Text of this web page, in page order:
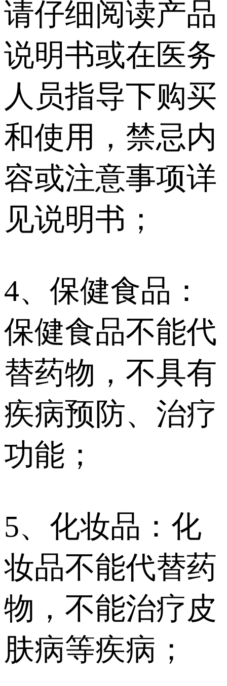
请仔细阅读产品
说明书或在医务
人员指导下购买
和使用，禁忌内
容或注意事项详
见说明书；
4、保健食品：
保健食品不能代
替药物，不具有
疾病预防、治疗
功能；
5、化妆品：化
妆品不能代替药
物，不能治疗皮
肤病等疾病；